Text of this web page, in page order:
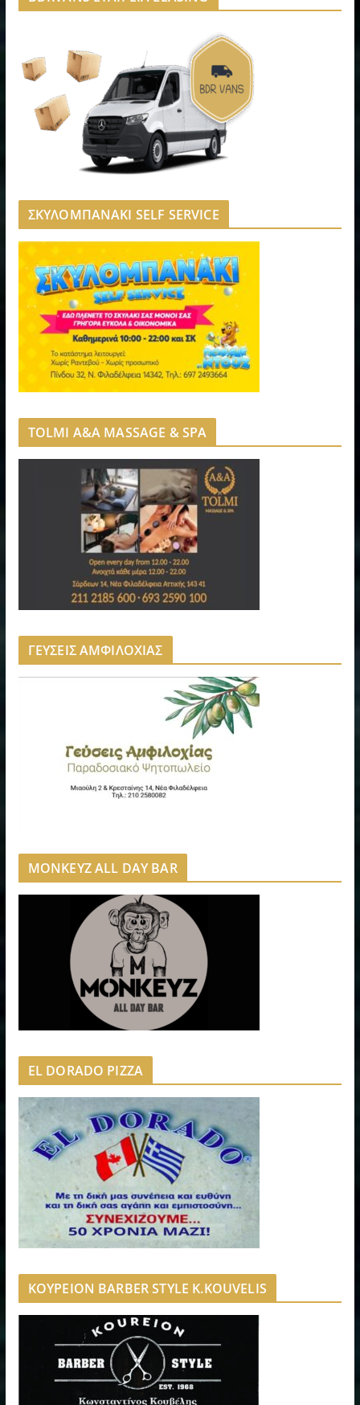
ΣΚΥΛΟΜΠΑΝΑΚΙ SELF SERVICE
TOLMI A&A MASSAGE & SPA
ΓΕΥΣΕΙΣ ΑΜΦΙΛΟΧΙΑΣ
MONKEYZ ALL DAY BAR
EL DORADO PIZZA
ΚΟΥΡΕΙΟΝ BARBER STYLE K.KOUVELIS